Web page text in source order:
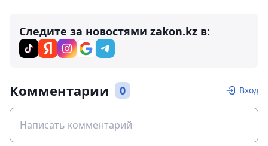
Следите за новостями zakon.kz в:
Комментарии 0 Вход